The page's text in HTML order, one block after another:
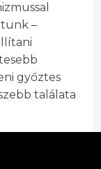
–
győztes
találata